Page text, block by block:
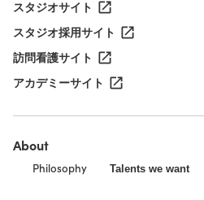
スタジオサイト
スタジオ採用サイト
訪問看護サイト
アカデミーサイト
About
Philosophy Talents we want